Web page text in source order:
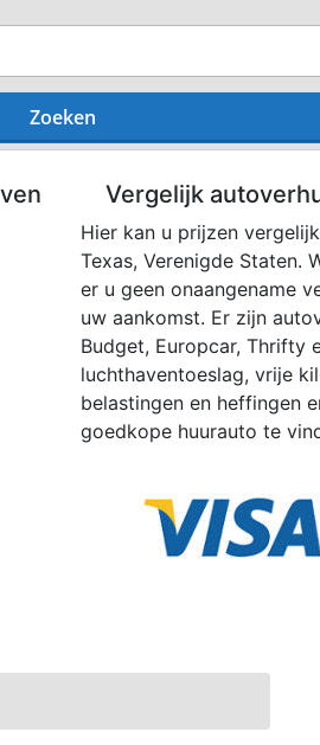
Zoeken
Vergelijk
Hier kan u prijzen
Texas, Verenigde Staten.
er u geen onaangename
uw aankomst. Er zijn
Budget, Europcar, Thrifty
luchthaventoeslag, vrije
belastingen en heffingen
goedkope huurauto te